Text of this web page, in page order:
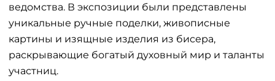
ведомства. В экспозиции были представлены
уникальные ручные поделки, живописные
картины и изящные изделия из бисера,
раскрывающие богатый духовный мир и таланты
участниц.